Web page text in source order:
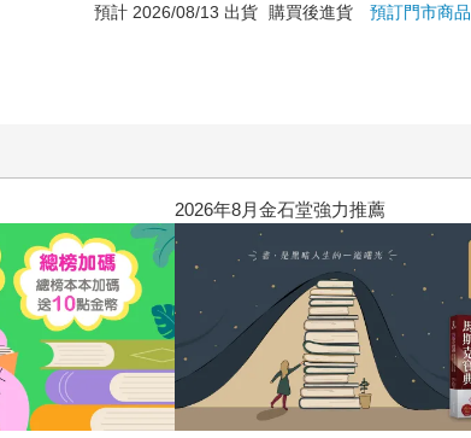
預計 2026/08/13 出貨
購買後進貨預訂門市商品
2026年8月金石堂強力推薦